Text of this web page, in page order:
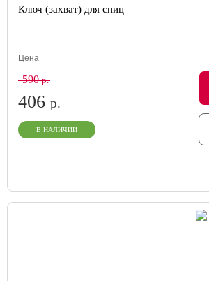
Ключ (захват) для спиц
Цена
590р.
406 р.
В НАЛИЧИИ